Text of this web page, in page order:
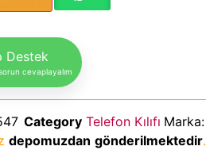
Destek
cevaplayalım
Category Telefon Kılıfı Marka:
depomuzdan gönderilmektedir.